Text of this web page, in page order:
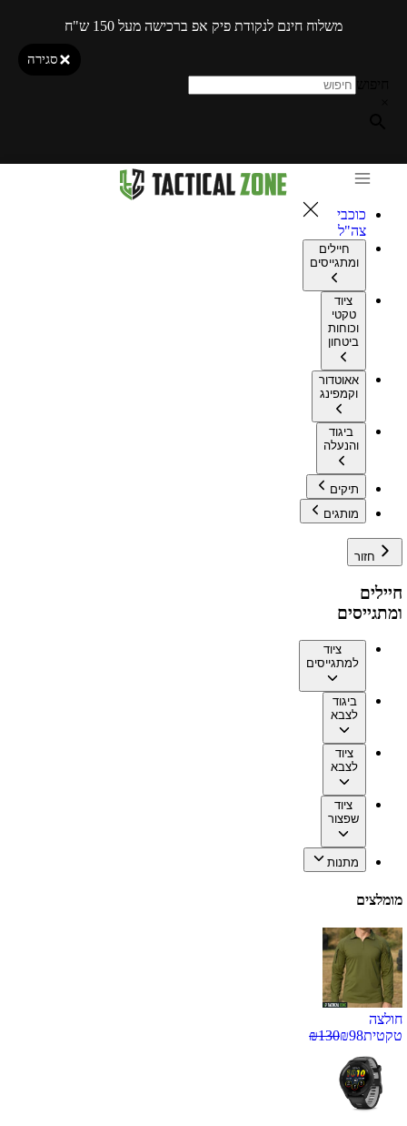
משלוח חינם לנקודת פיק אפ ברכישה מעל 150 ש"ח
סגירה
כוכבי
צה"ל
חיילים
ומתגייסים
ציוד
טקטי
וכוחות
ביטחון
אאוטדור
וקמפינג
ביגוד
והנעלה
תיקים
מותגים
חזור
חיילים
ומתגייסים
ציוד
למתגייסים
ביגוד
לצבא
ציוד
לצבא
ציוד
שפצור
מתנות
מומלצים
חולצה
טקטית
₪98
₪130